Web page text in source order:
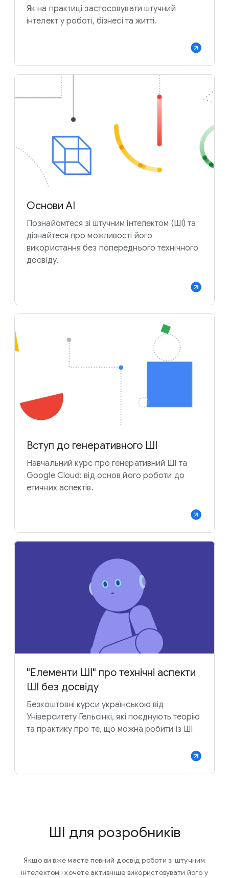
Як на практиці застосовувати штучний
інтелект у роботі, бізнесі та житті.
Основи AI
Познайомтеся зі штучним інтелектом (ШІ) та
дізнайтеся про можливості його
використання без попереднього технічного
досвіду.
Вступ до генеративного ШІ
Навчальний курс про генеративний ШІ та
Google Cloud: від основ його роботи до
етичних аспектів.
"Елементи ШІ" про технічні аспекти
ШІ без досвіду
Безкоштовні курси українською від
Університету Гельсінкі, які поєднують теорію
та практику про те, що можна робити із ШІ
ШІ для розробників
Якщо ви вже маєте певний досвід роботи зі штучним
інтелектом і хочете активніше використовувати його у